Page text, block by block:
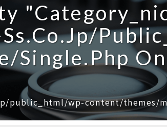
single.php
public_html/wp-content/themes/